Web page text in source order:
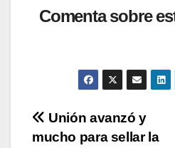
at
p
c
b
o
k
tt
p
Li
n
Comenta sobre
Navegación
Unión avanzó y
mucho para sellar la